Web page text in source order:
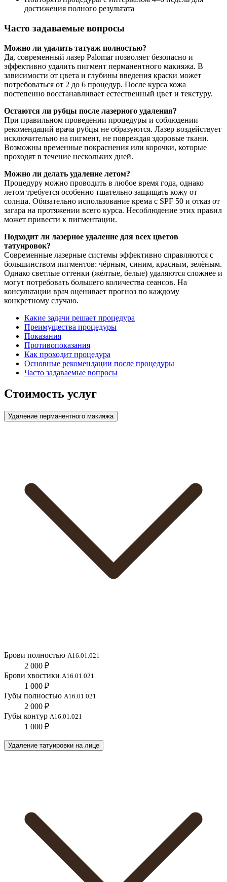
достижения полного результата
Часто задаваемые вопросы
Можно ли удалить татуаж полностью?
Да, современный лазер Palomar позволяет безопасно и
эффективно удалить пигмент перманентного макияжа. В
зависимости от цвета и глубины введения краски может
потребоваться от 2 до 6 процедур. После курса кожа
постепенно восстанавливает естественный цвет и текстуру.
Остаются ли рубцы после лазерного удаления?
При правильном проведении процедуры и соблюдении
рекомендаций врача рубцы не образуются. Лазер воздействует
исключительно на пигмент, не повреждая здоровые ткани.
Возможны временные покраснения или корочки, которые
проходят в течение нескольких дней.
Можно ли делать удаление летом?
Процедуру можно проводить в любое время года, однако
летом требуется особенно тщательно защищать кожу от
солнца. Обязательно использование крема с SPF 50 и отказ от
загара на протяжении всего курса. Несоблюдение этих правил
может привести к пигментации.
Подходит ли лазерное удаление для всех цветов
татуировок?
Современные лазерные системы эффективно справляются с
большинством пигментов: чёрным, синим, красным, зелёным.
Однако светлые оттенки (жёлтые, белые) удаляются сложнее и
могут потребовать большего количества сеансов. На
консультации врач оценивает прогноз по каждому
конкретному случаю.
Какие задачи решает процедура
Преимущества процедуры
Показания
Противопоказания
Как проходит процедура
Основные рекомендации после процедуры
Часто задаваемые вопросы
Стоимость услуг
Удаление перманентного макияжа
Брови полностью A16.01.021
2 000 ₽
Брови хвостики A16.01.021
1 000 ₽
Губы полностью A16.01.021
2 000 ₽
Губы контур A16.01.021
1 000 ₽
Удаление татуировки на лице